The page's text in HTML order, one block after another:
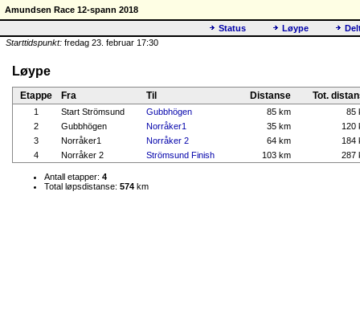
Amundsen Race 12-spann 2018
Status
Løype
Starttidspunkt: fredag 23. februar 17:30
Løype
Etappe Fra Til Distanse Tot.
1 Start Strömsund Gubbhögen 85 km
85
2
Gubbhögen Norråker1 35 km
120
3
Norråker1 Norråker 2 64 km
184
4
Norråker 2 Strömsund Finish 103 km 287
Antall etapper: 4
Total løpsdistanse: 574 km